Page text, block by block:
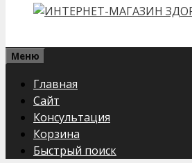
Меню
Главная
Сайт
Консультация
Корзина
Быстрый поиск